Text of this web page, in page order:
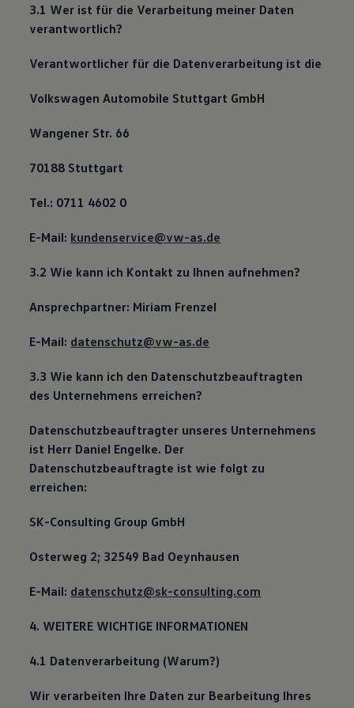
Bulli Magazin
Fahrzeugabholung ab Werk
3.1 Wer ist für die Verarbeitung meiner Daten
verantwortlich?
Verantwortlicher für die Datenverarbeitung ist die
Volkswagen Automobile Stuttgart GmbH
Wangener Str. 66
70188 Stuttgart
Tel.: 0711 4602 0
E-Mail: kundenservice@vw-as.de
3.2 Wie kann ich Kontakt zu Ihnen aufnehmen?
Ansprechpartner: Miriam Frenzel
E-Mail: datenschutz@vw-as.de
3.3 Wie kann ich den Datenschutzbeauftragten
des Unternehmens erreichen?
Datenschutzbeauftragter unseres Unternehmens
ist Herr Daniel Engelke. Der
Datenschutzbeauftragte ist wie folgt zu
erreichen:
SK-Consulting Group GmbH
Osterweg 2; 32549 Bad Oeynhausen
E-Mail: datenschutz@sk-consulting.com
4. WEITERE WICHTIGE INFORMATIONEN
4.1 Datenverarbeitung (Warum?)
Wir verarbeiten Ihre Daten zur Bearbeitung Ihres